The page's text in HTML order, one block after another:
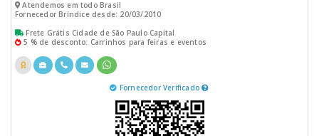
Atendemos em todo Brasil
Fornecedor Bríndice desde: 20/03/2010
Frete Grátis Cidade de São Paulo Capital
5 % de desconto: Carrinhos para feiras e eventos
Fornecedor Verificado